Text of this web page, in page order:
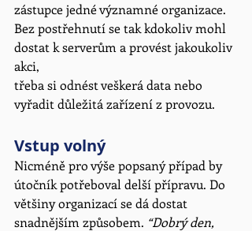
zástupce jedné významné organizace.
Bez postřehnutí se tak kdokoliv mohl
dostat k serverům a provést jakoukoliv
akci,
třeba si odnést veškerá data nebo
vyřadit důležitá zařízení z provozu.
Vstup volný
Nicméně pro výše popsaný případ by
útočník potřeboval delší přípravu. Do
většiny organizací se dá dostat
snadnějším způsobem. “Dobrý den,